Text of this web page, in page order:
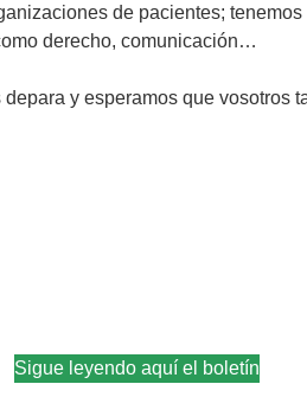
de pacientes;
derecho, comunicación…
y esperamos que vosotros
Sigue leyendo aquí el boletín